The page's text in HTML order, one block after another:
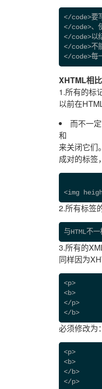
</code>要
</code>、
</code>以
</code>不
</code>每
XHTML相
1.所有的标
以前在
而不一
和
来关闭它们
成对的标签
<img
2.所有标签
与HTML不
3.所有的
同样因为
<p>
<b>
</p>
</b>
必须修改为：
<p>
<b>
</b>
</p>